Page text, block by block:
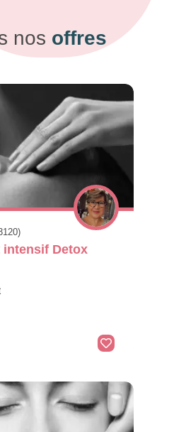
nos offres
intensif Detox